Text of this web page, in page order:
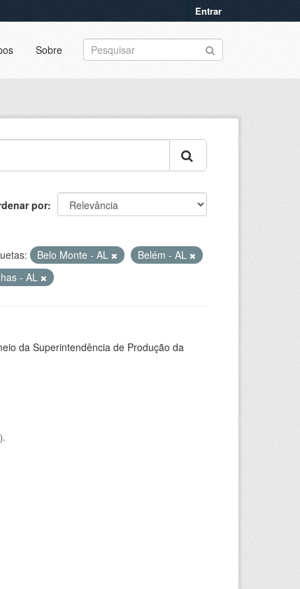
Entrar
Sobre
por
Belo Monte - AL
Belém - AL
- AL
da Superintendência de Produção da
).